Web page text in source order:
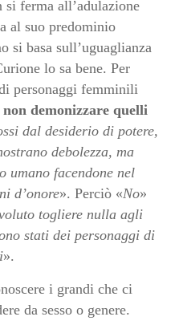
ferma all’adulazione
al suo predominio
basa sull’uguaglianza
lo sa bene. Per
personaggi femminili
non demonizzare quelli
dal desiderio di potere,
debolezza, ma
umano facendone nel
d’onore». Perciò «No»
togliere nulla agli
stati dei personaggi di
».
i grandi che ci
da sesso o genere.